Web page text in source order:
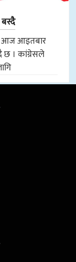
आज आइतबार
छ । कांग्रेसले